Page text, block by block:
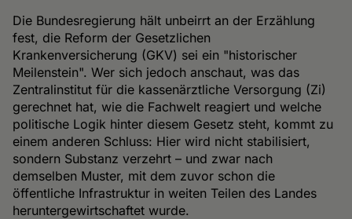
Die Bundesregierung hält unbeirrt an der Erzählung
fest, die Reform der Gesetzlichen
Krankenversicherung (GKV) sei ein "historischer
Meilenstein". Wer sich jedoch anschaut, was das
Zentralinstitut für die kassenärztliche Versorgung (Zi)
gerechnet hat, wie die Fachwelt reagiert und welche
politische Logik hinter diesem Gesetz steht, kommt zu
einem anderen Schluss: Hier wird nicht stabilisiert,
sondern Substanz verzehrt – und zwar nach
demselben Muster, mit dem zuvor schon die
öffentliche Infrastruktur in weiten Teilen des Landes
heruntergewirtschaftet wurde.